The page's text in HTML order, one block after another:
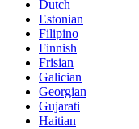
Dutch
Estonian
Filipino
Finnish
Frisian
Galician
Georgian
Gujarati
Haitian